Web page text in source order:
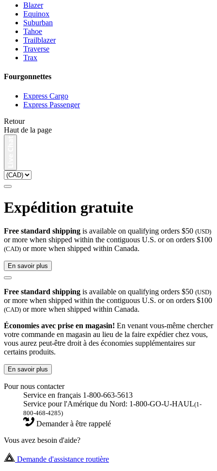
Blazer
Equinox
Suburban
Tahoe
Trailblazer
Traverse
Trax
Fourgonnettes
Express Cargo
Express Passenger
Retour
Haut de la page
Expédition gratuite
Free standard shipping is available on qualifying orders $50 (USD)
or more when shipped within the contiguous U.S. or on orders $100
(CAD) or more when shipped within Canada.
En savoir plus
Free standard shipping is available on qualifying orders $50 (USD)
or more when shipped within the contiguous U.S. or on orders $100
(CAD) or more when shipped within Canada.
Économies avec prise en magasin! En venant vous-même chercher
votre commande en magasin au lieu de la faire expédier chez vous,
vous aurez peut-être droit à des économies supplémentaires sur
certains produits.
En savoir plus
Pour nous contacter
Service en français 1-800-663-5613
Service pour l'Amérique du Nord: 1-800-GO-U-HAUL(1-
800-468-4285)
Demander à être rappelé
Vous avez besoin d'aide?
Demande d'assistance routière